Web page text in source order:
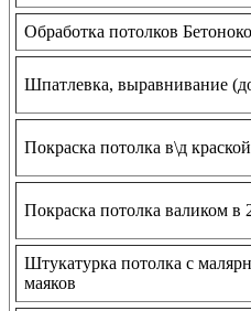
Обработка потолков
Шпатлевка, выравнивание
Покраска потолка в\д краской
Покраска потолка валиком в
Штукатурка потолка с
маяков